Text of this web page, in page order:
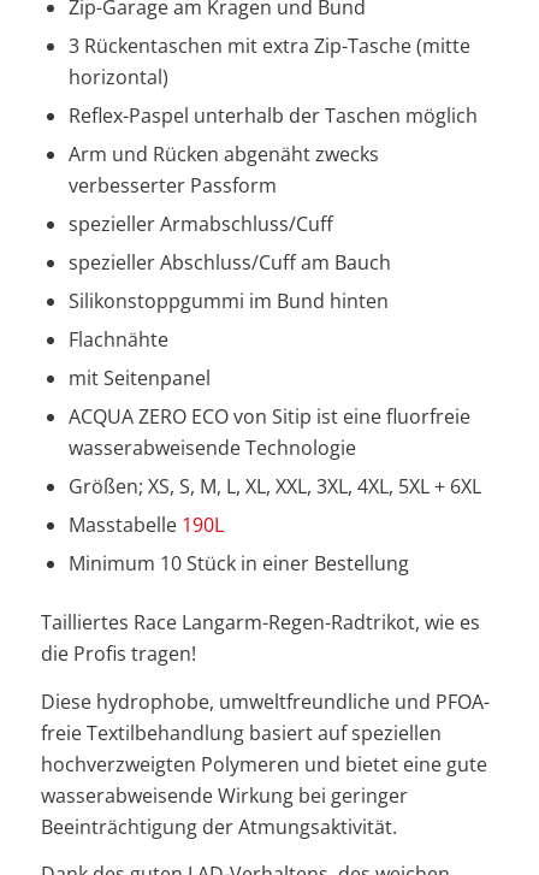
Zip-Garage am Kragen und Bund
3 Rückentaschen mit extra Zip-Tasche (mitte
horizontal)
Reflex-Paspel unterhalb der Taschen möglich
Arm und Rücken abgenäht zwecks
verbesserter Passform
spezieller Armabschluss/Cuff
spezieller Abschluss/Cuff am Bauch
Silikonstoppgummi im Bund hinten
Flachnähte
mit Seitenpanel
ACQUA ZERO ECO von Sitip ist eine fluorfreie
wasserabweisende Technologie
Größen; XS, S, M, L, XL, XXL, 3XL, 4XL, 5XL + 6XL
Masstabelle 190L
Minimum 10 Stück in einer Bestellung
Tailliertes Race Langarm-Regen-Radtrikot, wie es
die Profis tragen!
Diese hydrophobe, umweltfreundliche und PFOA-
freie Textilbehandlung basiert auf speziellen
hochverzweigten Polymeren und bietet eine gute
wasserabweisende Wirkung bei geringer
Beeinträchtigung der Atmungsaktivität.